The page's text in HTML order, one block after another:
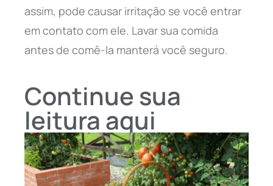
assim, pode causar irritação se você entrar
em contato com ele. Lavar sua comida
antes de comê-la manterá você seguro.
Continue sua
leitura aqui